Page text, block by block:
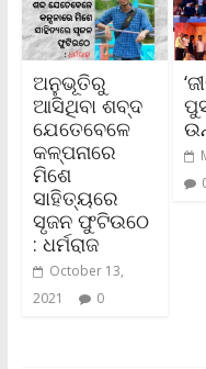
ଅନୁଭୂତିରୁ
ଆସିଥିବା ଶବ୍ଦ
ଯେତେବେଳେ
କଳ୍ପନାରେ
ମିଶେ
ସାହିତ୍ୟରେ
ସୃଜନ ଫୁଟିଉଠେ
: ଧର୍ମରାଜ
October 13,
2021
0